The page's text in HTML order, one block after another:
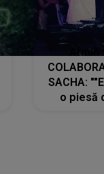
SACHA:
o piesă